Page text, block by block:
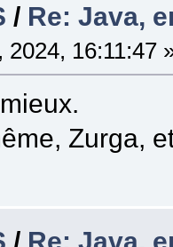
/ Re: Java,
2024, 16:11:47
Zurga,
/ Re: Java,